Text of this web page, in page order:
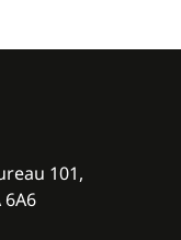
101,
6A6